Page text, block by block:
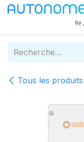
Se rendre au contenu
Tous les produits